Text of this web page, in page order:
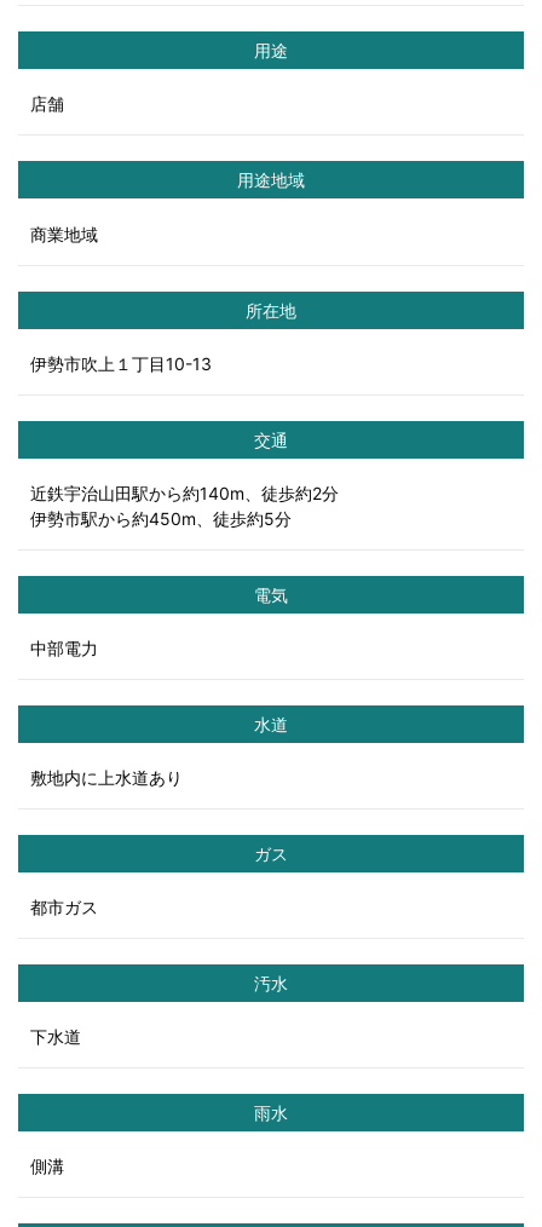
用途
店舗
用途地域
商業地域
所在地
伊勢市吹上１丁目10-13
交通
近鉄宇治山田駅から約140m、徒歩約2分
伊勢市駅から約450m、徒歩約5分
電気
中部電力
水道
敷地内に上水道あり
ガス
都市ガス
汚水
下水道
雨水
側溝